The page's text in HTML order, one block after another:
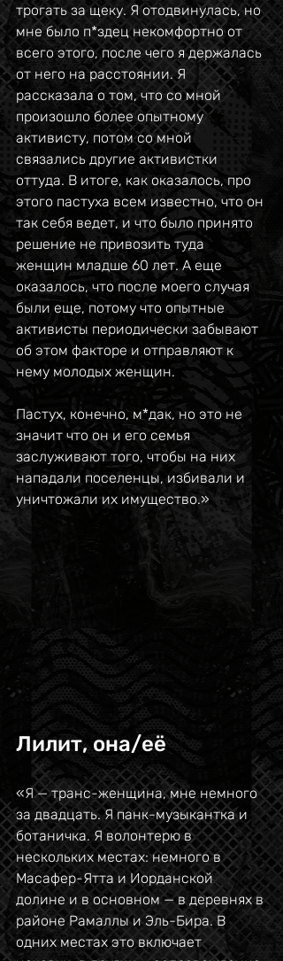
трогать за щеку. Я отодвинулась, но
мне было п*здец некомфортно от
всего этого, после чего я держалась
от него на расстоянии. Я
рассказала о том, что со мной
произошло более опытному
активисту, потом со мной
связались другие активистки
оттуда. В итоге, как оказалось, про
этого пастуха всем известно, что он
так себя ведет, и что было принято
решение не привозить туда
женщин младше 60 лет. А еще
оказалось, что после моего случая
были еще, потому что опытные
активисты периодически забывают
об этом факторе и отправляют к
нему молодых женщин.
Пастух, конечно, м*дак, но это не
значит что он и его семья
заслуживают того, чтобы на них
нападали поселенцы, избивали и
уничтожали их имущество.»
Лилит, она/её
«Я — транс-женщина, мне немного
за двадцать. Я панк-музыкантка и
ботаничка. Я волонтерю в
нескольких местах: немного в
Масафер-Ятта и Иорданской
долине и в основном — в деревнях в
районе Рамаллы и Эль-Бира. В
одних местах это включает